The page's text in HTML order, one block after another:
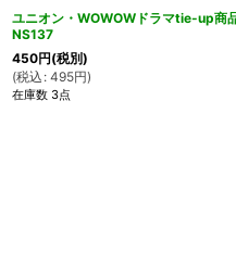
ユニオン・WOWOWドラマtie-up
NS137
450円(税別)
(税込 : 495円)
在庫数 3点